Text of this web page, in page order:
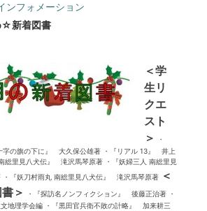
ンフォメーション
☆新着図書
＜学
生リ
クエ
スト
＞
・
字の旗の下に』 大久保公雄著 ・『リアル 13』 井上
総里見八犬伝』 滝沢馬琴原著 ・『妖婦三人 南総里見
『妖刀村雨丸 南総里見八犬伝』 滝沢馬琴原著 ＜
＞
・『探訪名ノンフィクション』 後藤正治著 ・
地理学会編 ・『黒田官兵衛不敗の計略』 加来耕三